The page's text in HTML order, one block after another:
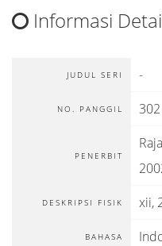
Informasi
JUDUL SERI -
NO. PANGGIL
PENERBIT
DESKRIPSI FISIK xii,
BAHASA